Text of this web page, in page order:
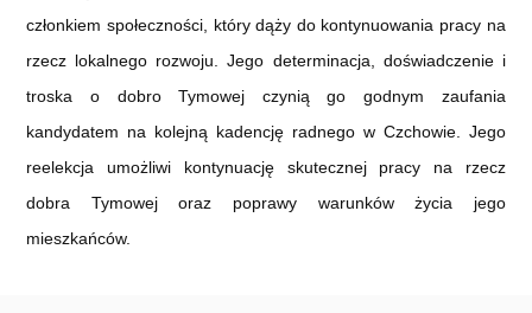
członkiem społeczności, który dąży do kontynuowania pracy na
rzecz lokalnego rozwoju. Jego determinacja, doświadczenie i
troska o dobro Tymowej czynią go godnym zaufania
kandydatem na kolejną kadencję radnego w Czchowie. Jego
reelekcja umożliwi kontynuację skutecznej pracy na rzecz
dobra Tymowej oraz poprawy warunków życia jego
mieszkańców.